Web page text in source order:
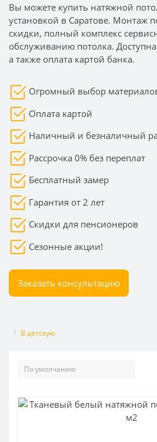
Вы можете купить натяжной
установкой в Саратове. Монтаж
скидки, полный комплекс
обслуживанию потолка.
а также оплата картой банка.
Огромный выбор
Оплата картой
Наличный и безналичный
Рассрочка 0% без переплат
Бесплатный замер
Гарантия от 2 лет
Скидки для пенсионеров
Сезонные акции!
Заказать консультацию
В детскую